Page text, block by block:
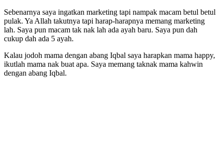
Sebenarnya saya ingatkan marketing tapi nampak macam betul betul
pulak. Ya Allah takutnya tapi harap-harapnya memang marketing
lah. Saya pun macam tak nak lah ada ayah baru. Saya pun dah
cukup dah ada 5 ayah.
Kalau jodoh mama dengan abang Iqbal saya harapkan mama happy,
ikutlah mama nak buat apa. Saya memang taknak mama kahwin
dengan abang Iqbal.